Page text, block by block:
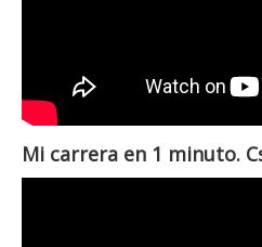
Mi carrera en 1 minuto.